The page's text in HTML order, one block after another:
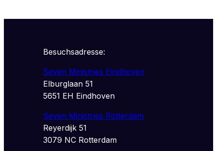
Besuchsadresse:
Seven Ministries Eindhoven
Elburglaan 51
5651 EH Eindhoven
Seven Ministries Rotterdam
Reyerdijk 51
3079 NC Rotterdam